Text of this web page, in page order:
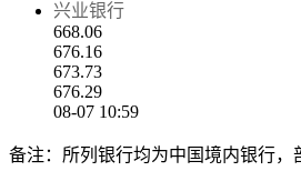
兴业银行
668.06
676.16
673.73
676.29
08-07 10:59
备注：所列银行均为中国境内银行，